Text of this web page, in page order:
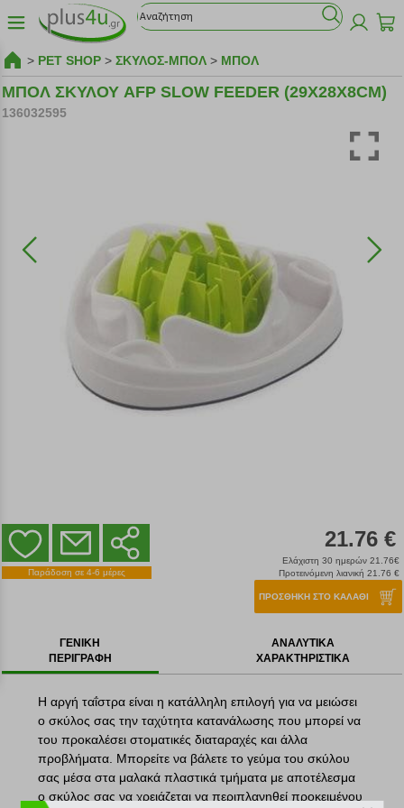
> PET SHOP > ΣΚΥΛΟΣ-ΜΠΟΛ > ΜΠΟΛ
ΜΠΟΛ ΣΚΥΛΟΥ AFP SLOW FEEDER (29X28X8CM)
136032595
Παράδοση σε 4-6 μέρες
21.76 €
Ελάχιστη 30 ημερών 21.76€
Προτεινόμενη λιανική 21.76 €
ΠΡΟΣΘΗΚΗ ΣΤΟ ΚΑΛΑΘΙ
ΓΕΝΙΚΗ
ΠΕΡΙΓΡΑΦΗ
ΑΝΑΛΥΤΙΚΑ
ΧΑΡΑΚΤΗΡΙΣΤΙΚΑ
Η αργή ταΐστρα είναι η κατάλληλη επιλογή για να μειώσει
ο σκύλος σας την ταχύτητα κατανάλωσης που μπορεί να
του προκαλέσει στοματικές διαταραχές και άλλα
προβλήματα. Μπορείτε να βάλετε το γεύμα του σκύλου
σας μέσα στα μαλακά πλαστικά τμήματα με αποτέλεσμα
ο σκύλος σας να χρειάζεται να περιπλανηθεί προκειμένου